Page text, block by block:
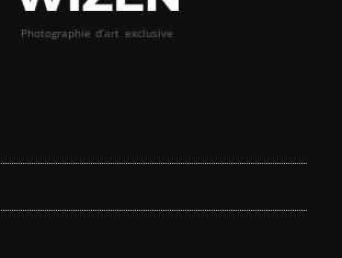
Photographie d’art exclusive